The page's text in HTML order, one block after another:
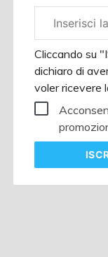
aziendale
Cliccando su
dichiaro di
voler ricevere